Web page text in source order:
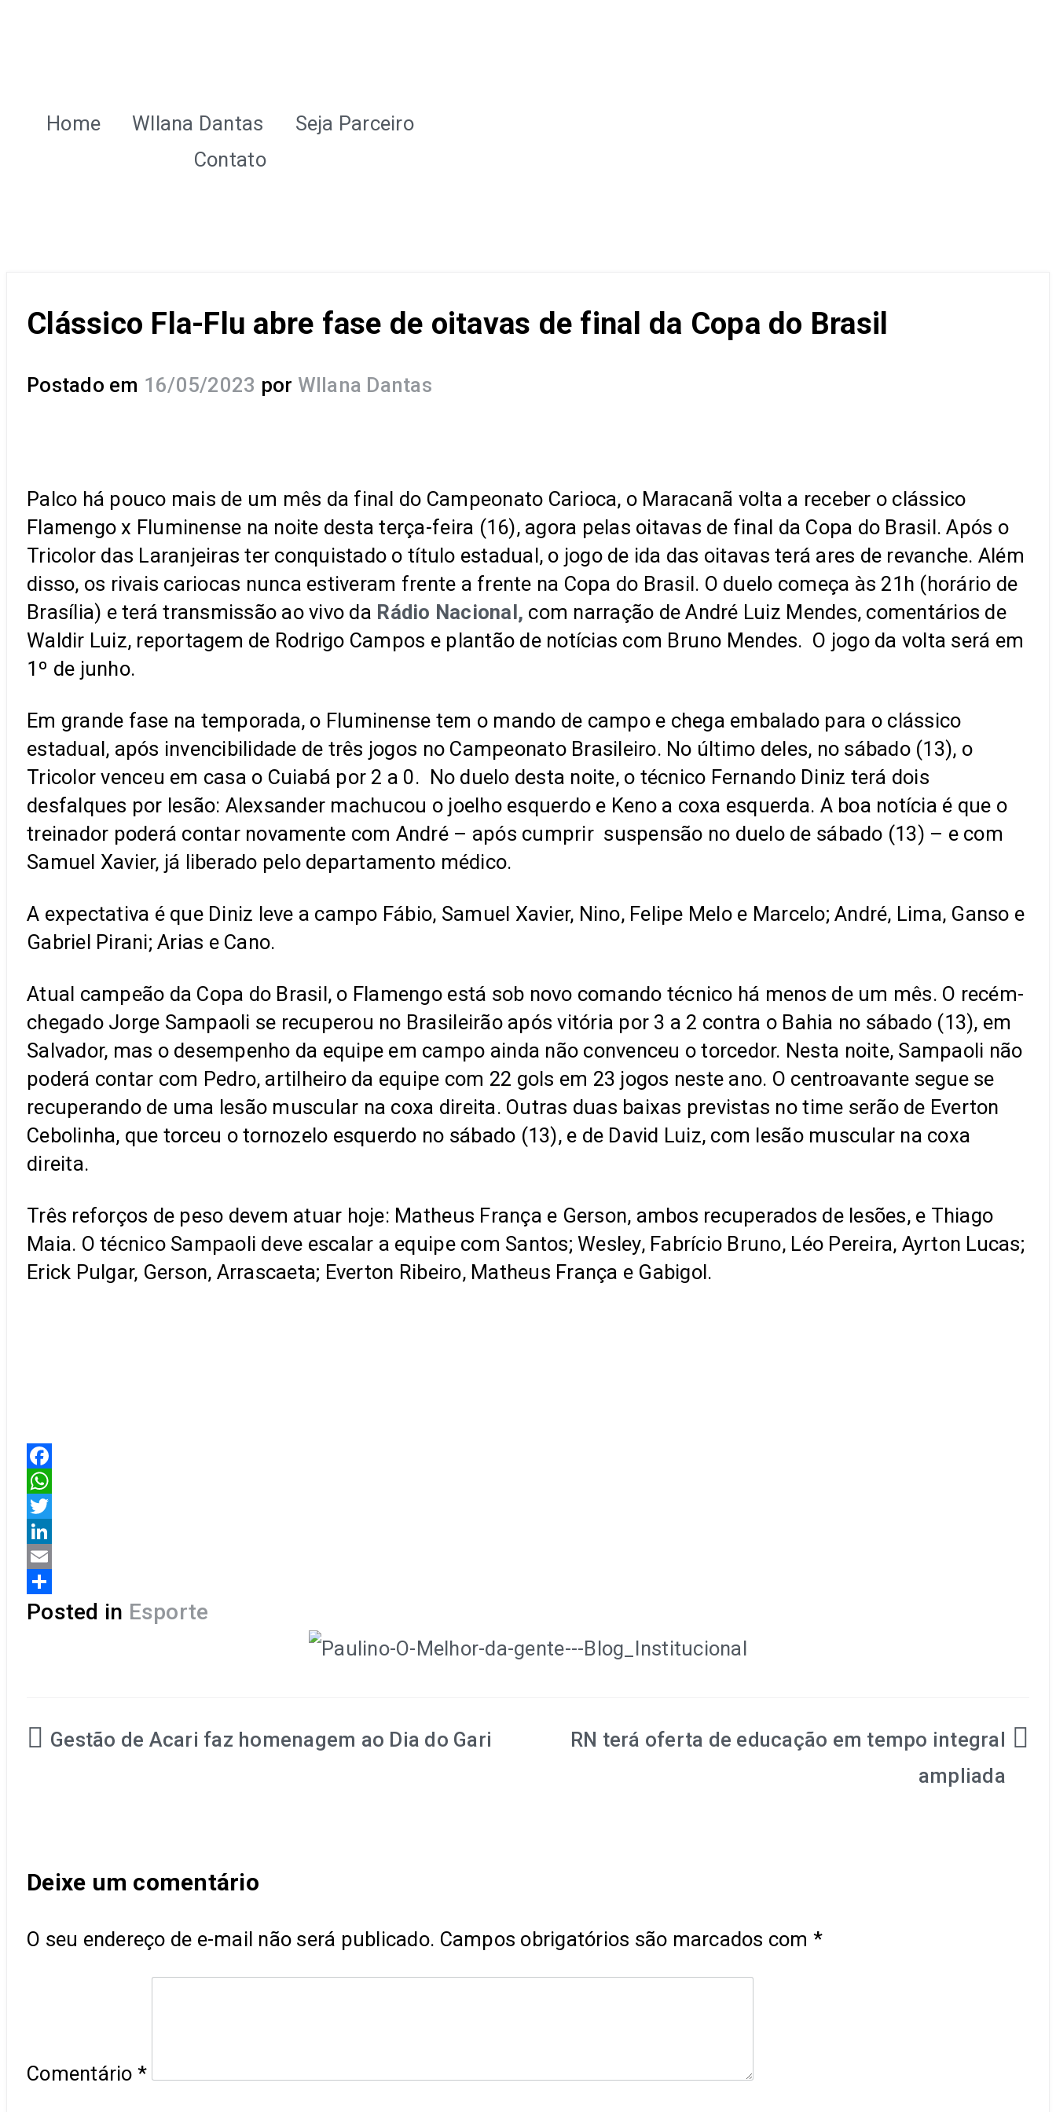
Home Wllana Dantas
Seja Parceiro
Contato
Clássico Fla-Flu abre fase de oitavas de final da Copa do Brasil
Postado em 16/05/2023 por Wllana Dantas
Palco há pouco mais de um mês da final do Campeonato Carioca, o Maracanã volta a receber o clássico
Flamengo x Fluminense na noite desta terça-feira (16), agora pelas oitavas de final da Copa do Brasil. Após o
Tricolor das Laranjeiras ter conquistado o título estadual, o jogo de ida das oitavas terá ares de revanche. Além
disso, os rivais cariocas nunca estiveram frente a frente na Copa do Brasil. O duelo começa às 21h (horário de
Brasília) e terá transmissão ao vivo da Rádio Nacional, com narração de André Luiz Mendes, comentários de
Waldir Luiz, reportagem de Rodrigo Campos e plantão de notícias com Bruno Mendes. O jogo da volta será em
1º de junho.
Em grande fase na temporada, o Fluminense tem o mando de campo e chega embalado para o clássico
estadual, após invencibilidade de três jogos no Campeonato Brasileiro. No último deles, no sábado (13), o
Tricolor venceu em casa o Cuiabá por 2 a 0. No duelo desta noite, o técnico Fernando Diniz terá dois
desfalques por lesão: Alexsander machucou o joelho esquerdo e Keno a coxa esquerda. A boa notícia é que o
treinador poderá contar novamente com André – após cumprir suspensão no duelo de sábado (13) – e com
Samuel Xavier, já liberado pelo departamento médico.
A expectativa é que Diniz leve a campo Fábio, Samuel Xavier, Nino, Felipe Melo e Marcelo; André, Lima, Ganso e
Gabriel Pirani; Arias e Cano.
Atual campeão da Copa do Brasil, o Flamengo está sob novo comando técnico há menos de um mês. O recém-
chegado Jorge Sampaoli se recuperou no Brasileirão após vitória por 3 a 2 contra o Bahia no sábado (13), em
Salvador, mas o desempenho da equipe em campo ainda não convenceu o torcedor. Nesta noite, Sampaoli não
poderá contar com Pedro, artilheiro da equipe com 22 gols em 23 jogos neste ano. O centroavante segue se
recuperando de uma lesão muscular na coxa direita. Outras duas baixas previstas no time serão de Everton
Cebolinha, que torceu o tornozelo esquerdo no sábado (13), e de David Luiz, com lesão muscular na coxa
direita.
Três reforços de peso devem atuar hoje: Matheus França e Gerson, ambos recuperados de lesões, e Thiago
Maia. O técnico Sampaoli deve escalar a equipe com Santos; Wesley, Fabrício Bruno, Léo Pereira, Ayrton Lucas;
Erick Pulgar, Gerson, Arrascaeta; Everton Ribeiro, Matheus França e Gabigol.
Facebook
WhatsApp
Twitter
LinkedIn
Email
Share
Posted in Esporte
Gestão de Acari faz homenagem ao Dia do Gari
RN terá oferta de educação em tempo integral
ampliada
Deixe um comentário
O seu endereço de e-mail não será publicado. Campos obrigatórios são marcados com*
Comentário *